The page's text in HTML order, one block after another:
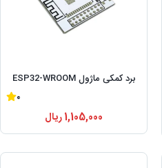
برد کمکی ماژول ESP32-WROOM
0
1,105,000ریال